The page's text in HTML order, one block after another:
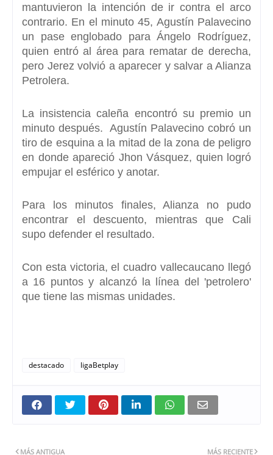
mantuvieron la intención de ir contra el arco
contrario. En el minuto 45, Agustín Palavecino
un pase englobado para Ángelo Rodríguez,
quien entró al área para rematar de derecha,
pero Jerez volvió a aparecer y salvar a Alianza
Petrolera.
La insistencia caleña encontró su premio un
minuto después. Agustín Palavecino cobró un
tiro de esquina a la mitad de la zona de peligro
en donde apareció Jhon Vásquez, quien logró
empujar el esférico y anotar.
Para los minutos finales, Alianza no pudo
encontrar el descuento, mientras que Cali
supo defender el resultado.
Con esta victoria, el cuadro vallecaucano llegó
a 16 puntos y alcanzó la línea del 'petrolero'
que tiene las mismas unidades.
destacado ligaBetplay
MÁS RECIENTE
MÁS ANTIGUA